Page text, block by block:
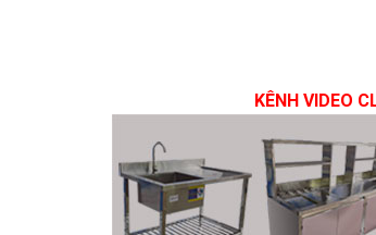
KÊNH VIDEO